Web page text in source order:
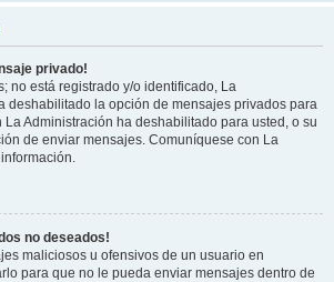
privado!
no está registrado y/o identificado, La
deshabilitado la opción de mensajes privados para
Administración ha deshabilitado para usted, o su
de enviar mensajes. Comuníquese con La
no deseados!
maliciosos u ofensivos de un usuario en
para que no le pueda enviar mensajes dentro de